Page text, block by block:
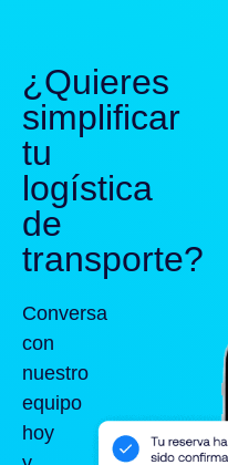
¿Quieres
simplificar
tu
logística
de
transporte?
Conversa
con
nuestro
equipo
hoy